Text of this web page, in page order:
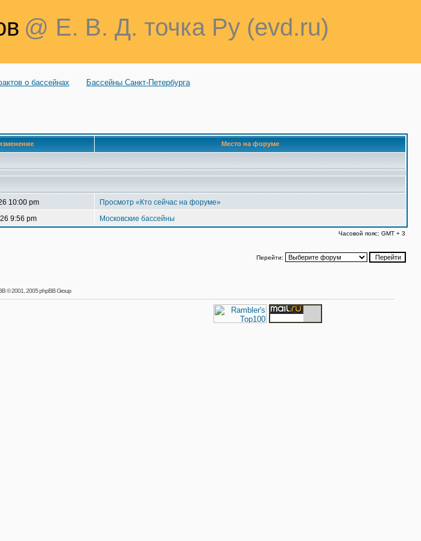
@ Е. В. Д. точка Ру (evd.ru)
о бассейнах Бассейны Санкт-Петербурга
Место на форуме
10:00 pm
Просмотр «Кто сейчас на форуме»
9:56 pm Московские бассейны
Часовой пояс: GMT + 3
Перейти:
© 2001, 2005 phpBB Group